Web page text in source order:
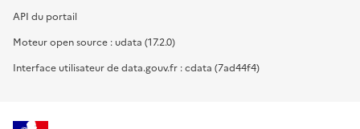
API du portail
Moteur open source : udata (17.2.0)
Interface utilisateur de data.gouv.fr : cdata (7ad44f4)